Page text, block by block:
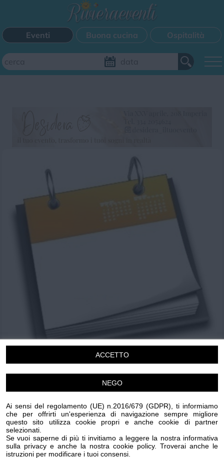
ACCETTO
NEGO
Ai sensi del regolamento (UE) n.2016/679 (GDPR), ti informiamo
che per offrirti un'esperienza di navigazione sempre migliore
questo sito utilizza cookie propri e anche cookie di partner
selezionati.
Se vuoi saperne di più ti invitiamo a leggere la nostra informativa
sulla privacy e anche la nostra cookie policy. Troverai anche le
istruzioni per modificare i tuoi consensi.
Eventi Buona cucina Ospitalità
CATEGORIE EVENTI
Bimbi Cinema Corsi
SpettacoloSport
La Corrida
Martedi 14 Luglio 2026
21.30
Diano Marina
DiscoMusica